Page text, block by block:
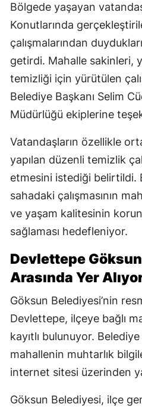
Bölgede yaşayan
Konutlarında
çalışmalarından
getirdi. Mahalle sakinleri,
temizliği için yürütülen
Belediye Başkanı Selim
Müdürlüğü ekiplerine
Vatandaşların özellikle
yapılan düzenli temizlik
etmesini istediği belirtildi.
sahadaki çalışmasının
ve yaşam kalitesinin
sağlaması hedefleniyor.
Devlettepe
Arasında Yer
Göksun Belediyesi’nin
Devlettepe, ilçeye bağlı
kayıtlı bulunuyor.
mahallenin muhtarlık
internet sitesi üzerinden
Göksun Belediyesi, ilçe